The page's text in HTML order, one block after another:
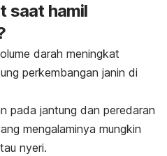
saat hamil
darah meningkat
perkembangan janin di
pada jantung dan peredaran
mengalaminya mungkin
nyeri.